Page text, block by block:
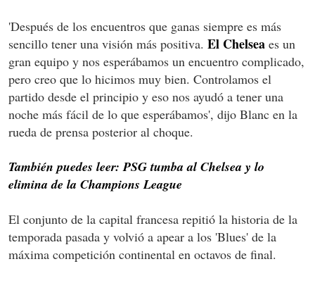
'Después de los encuentros que ganas siempre es más
sencillo tener una visión más positiva. El Chelsea es un
gran equipo y nos esperábamos un encuentro complicado,
pero creo que lo hicimos muy bien. Controlamos el
partido desde el principio y eso nos ayudó a tener una
noche más fácil de lo que esperábamos', dijo Blanc en la
rueda de prensa posterior al choque.
También puedes leer: PSG tumba al Chelsea y lo
elimina de la Champions League
El conjunto de la capital francesa repitió la historia de la
temporada pasada y volvió a apear a los 'Blues' de la
máxima competición continental en octavos de final.